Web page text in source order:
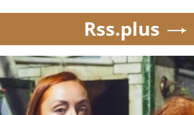
Rss.plus